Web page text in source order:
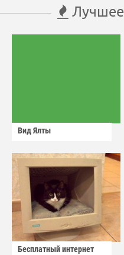
Лучшее
Вид Ялты
Бесплатный интернет